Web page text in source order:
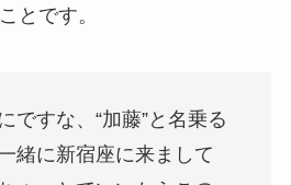
とです。
ですな、“加藤”と名乗る
緒に新宿座に来まして